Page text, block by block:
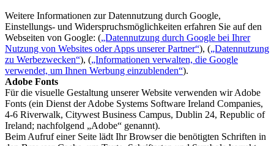
Weitere Informationen zur Datennutzung durch Google,
Einstellungs- und Widerspruchsmöglichkeiten erfahren Sie auf den
Webseiten von Google: („Datennutzung durch Google bei Ihrer
Nutzung von Websites oder Apps unserer Partner“), („Datennutzung
zu Werbezwecken“), („Informationen verwalten, die Google
verwendet, um Ihnen Werbung einzublenden“).
Adobe Fonts
Für die visuelle Gestaltung unserer Website verwenden wir Adobe
Fonts (ein Dienst der Adobe Systems Software Ireland Companies,
4-6 Riverwalk, Citywest Business Campus, Dublin 24, Republic of
Ireland; nachfolgend „Adobe“ genannt).
Beim Aufruf einer Seite lädt Ihr Browser die benötigten Schriften in